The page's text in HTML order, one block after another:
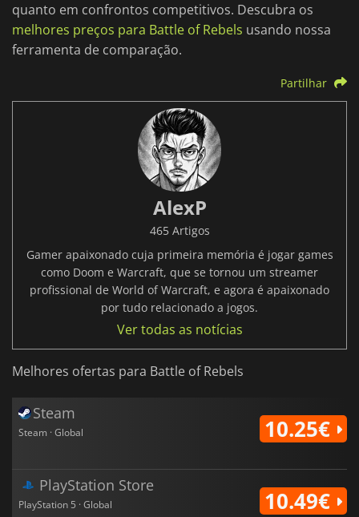
quanto em confrontos competitivos. Descubra os
melhores preços para Battle of Rebels usando nossa
ferramenta de comparação.
Partilhar
AlexP
465 Artigos
Gamer apaixonado cuja primeira memória é jogar games
como Doom e Warcraft, que se tornou um streamer
profissional de World of Warcraft, e agora é apaixonado
por tudo relacionado a jogos.
Ver todas as notícias
Melhores ofertas para Battle of Rebels
Steam
Steam · Global 10.25€
PlayStation Store
PlayStation 5 · Global 10.49€